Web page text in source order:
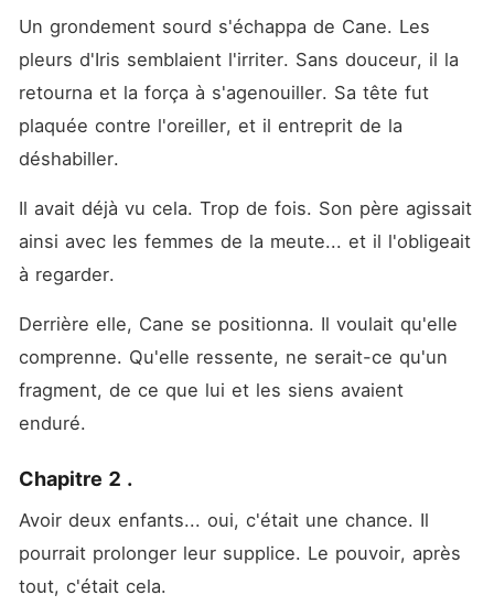
Un grondement sourd s'échappa de Cane. Les
pleurs d'Iris semblaient l'irriter. Sans douceur, il la
retourna et la força à s'agenouiller. Sa tête fut
plaquée contre l'oreiller, et il entreprit de la
déshabiller.
Il avait déjà vu cela. Trop de fois. Son père agissait
ainsi avec les femmes de la meute... et il l'obligeait
à regarder.
Derrière elle, Cane se positionna. Il voulait qu'elle
comprenne. Qu'elle ressente, ne serait-ce qu'un
fragment, de ce que lui et les siens avaient
enduré.
Chapitre 2 .
Avoir deux enfants... oui, c'était une chance. Il
pourrait prolonger leur supplice. Le pouvoir, après
tout, c'était cela.